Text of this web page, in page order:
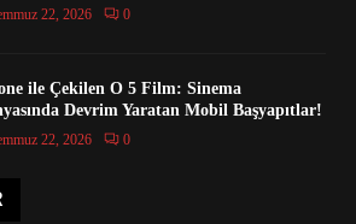
22, 2026 0
ile Çekilen O 5 Film: Sinema
Devrim Yaratan Mobil Başyapıtlar!
22, 2026 0